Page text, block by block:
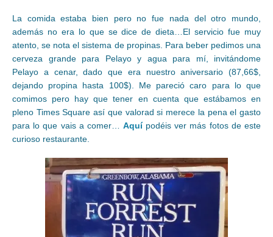
La comida estaba bien pero no fue nada del otro mundo,
además no era lo que se dice de dieta…El servicio fue muy
atento, se nota el sistema de propinas. Para beber pedimos una
cerveza grande para Pelayo y agua para mí, invitándome
Pelayo a cenar, dado que era nuestro aniversario (87,66$,
dejando propina hasta 100$). Me pareció caro para lo que
comimos pero hay que tener en cuenta que estábamos en
pleno Times Square así que valorad si merece la pena el gasto
para lo que vais a comer… Aquípodéis ver más fotos de este
curioso restaurante.